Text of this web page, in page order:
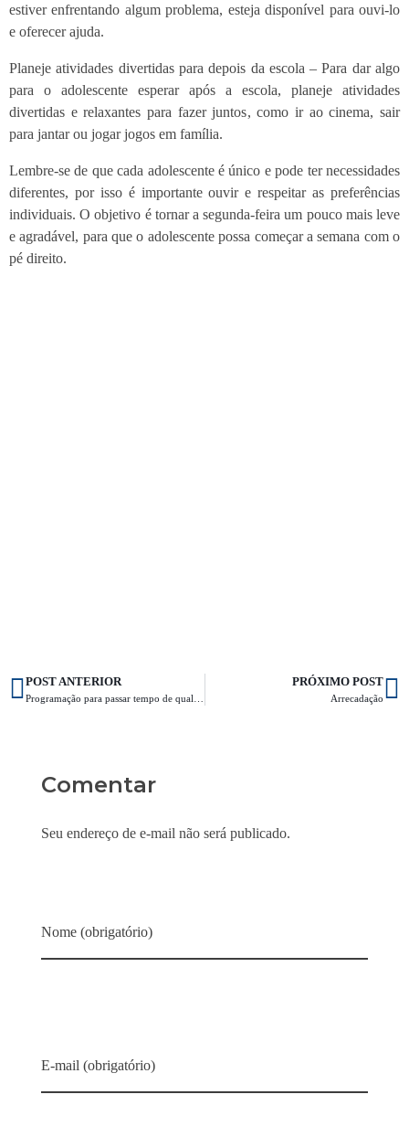
estiver enfrentando algum problema, esteja disponível para ouvi-lo
e oferecer ajuda.
Planeje atividades divertidas para depois da escola – Para dar algo
para o adolescente esperar após a escola, planeje atividades
divertidas e relaxantes para fazer juntos, como ir ao cinema, sair
para jantar ou jogar jogos em família.
Lembre-se de que cada adolescente é único e pode ter necessidades
diferentes, por isso é importante ouvir e respeitar as preferências
individuais. O objetivo é tornar a segunda-feira um pouco mais leve
e agradável, para que o adolescente possa começar a semana com o
pé direito.
POST ANTERIOR
Programação para passar tempo de qualidade no domingo com os filhos
PRÓXIMO POST
Arrecadação
Comentar
Seu endereço de e-mail não será publicado.
Nome (obrigatório)
E-mail (obrigatório)